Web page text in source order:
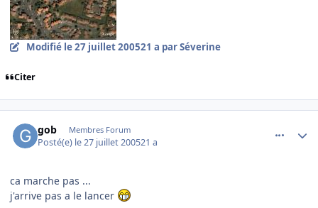
Modifié le 27 juillet 200521 a par Séverine
Citer
gob Membres Forum
Posté(e) le 27 juillet 200521 a
ca marche pas ...
j'arrive pas a le lancer